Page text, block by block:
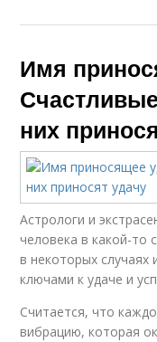
Имя
них
Астрологи и
человека в какой-то
в некоторых
ключами к удаче и
Считается, что
вибрацию, которая